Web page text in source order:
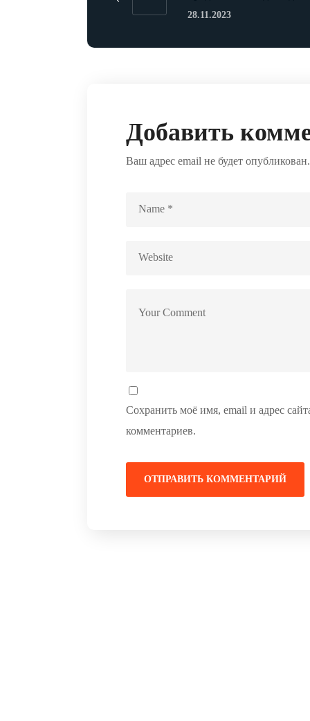
28.11.2023
Добавить
Ваш адрес email не будет опубликован.
Сохранить моё имя, email и адрес
комментариев.